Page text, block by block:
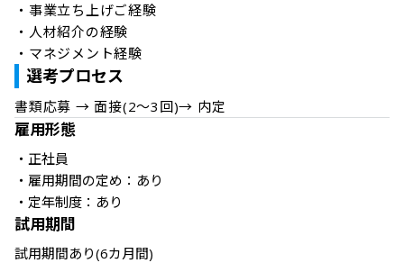
・事業立ち上げご経験
・人材紹介の経験
選考プロセス
書類応募 → 面接(2～3回)→ 内定
雇用形態
・正社員
・雇用期間の定め：あり
・定年制度：あり
試用期間
試用期間あり(6カ月間)